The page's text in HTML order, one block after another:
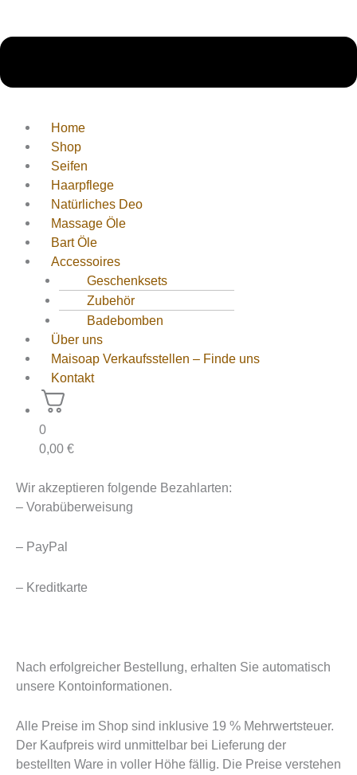
Home
Shop
Seifen
Haarpflege
Natürliches Deo
Massage Öle
Bart Öle
Accessoires
Geschenksets
Zubehör
Badebomben
Über uns
Maisoap Verkaufsstellen – Finde uns
Kontakt
0
0,00€
Wir akzeptieren folgende Bezahlarten:
– Vorabüberweisung
– PayPal
– Kreditkarte
Nach erfolgreicher Bestellung, erhalten Sie automatisch
unsere Kontoinformationen.
Alle Preise im Shop sind inklusive 19 % Mehrwertsteuer.
Der Kaufpreis wird unmittelbar bei Lieferung der
bestellten Ware in voller Höhe fällig. Die Preise verstehen